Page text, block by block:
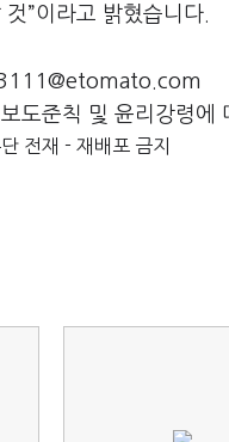
”이라고 밝혔습니다.
도준칙 및 윤리강령에
전재 - 재배포 금지